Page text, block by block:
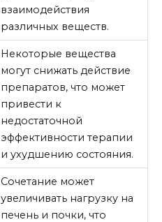
взаимодействия
различных веществ.
Некоторые вещества
могут снижать действие
препаратов, что может
привести к
недостаточной
эффективности терапии
и ухудшению состояния.
Сочетание может
увеличивать нагрузку на
печень и почки, что